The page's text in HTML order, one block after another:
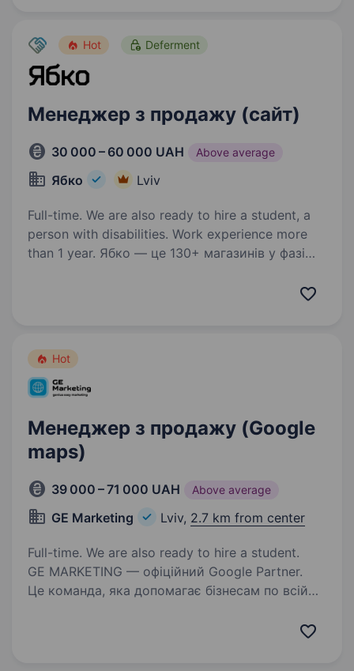
Hot Deferment
Менеджер з продажу (сайт)
30 000 – 60 000 UAH Above average
Ябко Lviv
Full-time. We are also ready to hire a student, a
person with disabilities. Work experience more
than 1 year. Ябко — це 130+ магазинів у фазі
любиш…
Hot
Менеджер з продажу (Google
maps)
39 000 – 71 000 UAH Above average
GE Marketing Lviv, 2.7 km from center
Full-time. We are also ready to hire a student.
GE MARKETING — офіційний Google Partner.
Це команда, яка допомагає бізнесам по всій
арсеналі — від SMM до 3D візуалізації бізнесів,